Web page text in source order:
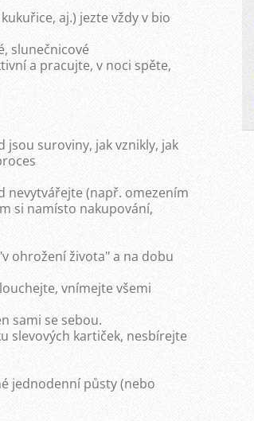
aj.) jezte vždy v bio
slunečnicové
a pracujte, v noci spěte,
jsou suroviny, jak vznikly, jak
nevytvářejte (např. omezením
si namísto nakupování,
ohrožení života" a na dobu
vnímejte všemi
sami se sebou.
slevových kartiček, nesbírejte
jednodenní půsty (nebo